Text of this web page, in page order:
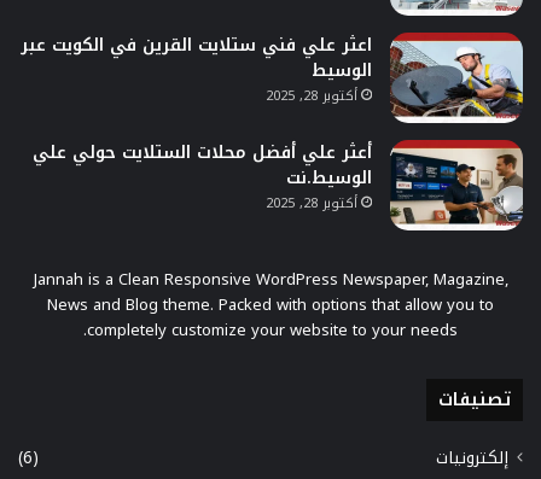
اعثر علي فني ستلايت القرين في الكويت عبر
الوسيط
أكتوبر 28, 2025
أعثر علي أفضل محلات الستلايت حولي علي
الوسيط.نت
أكتوبر 28, 2025
Jannah is a Clean Responsive WordPress Newspaper, Magazine,
News and Blog theme. Packed with options that allow you to
completely customize your website to your needs.
تصنيفات
إلكترونيات
(6)